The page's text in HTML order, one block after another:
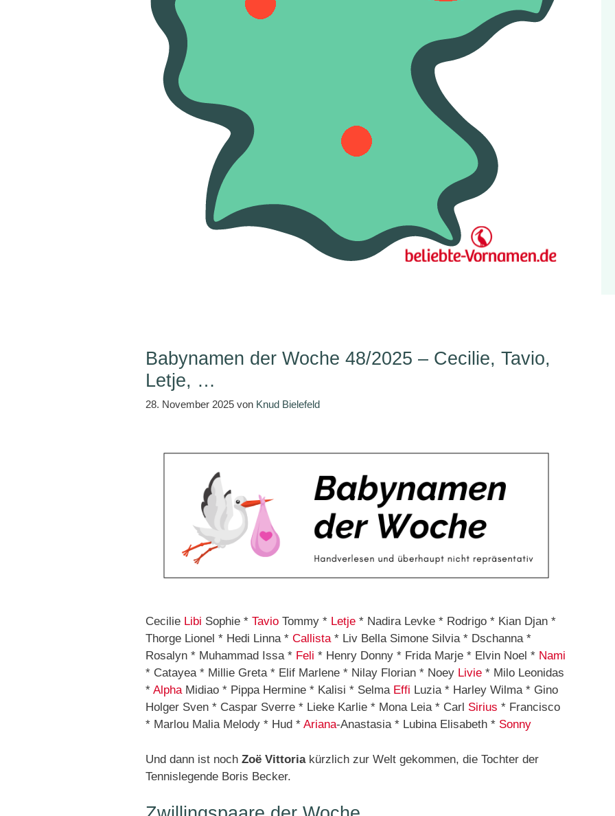
Babynamen der Woche 48/2025 – Cecilie, Tavio,
Letje, …
28. November 2025 von Knud Bielefeld
Cecilie Libi Sophie * Tavio Tommy * Letje * Nadira Levke * Rodrigo * Kian Djan *
Thorge Lionel * Hedi Linna * Callista* Liv Bella Simone Silvia * Dschanna *
Rosalyn * Muhammad Issa * Feli * Henry Donny * Frida Marje * Elvin Noel * Nami
* Catayea * Millie Greta * Elif Marlene * Nilay Florian * Noey Livie * Milo Leonidas
* AlphaMidiao * Pippa Hermine * Kalisi * Selma Effi Luzia * Harley Wilma * Gino
Holger Sven * Caspar Sverre * Lieke Karlie * Mona Leia * Carl Sirius * Francisco
* Marlou Malia Melody * Hud * Ariana-Anastasia * Lubina Elisabeth * Sonny
Und dann ist noch Zoë Vittoriakürzlich zur Welt gekommen, die Tochter der
Tennislegende Boris Becker.